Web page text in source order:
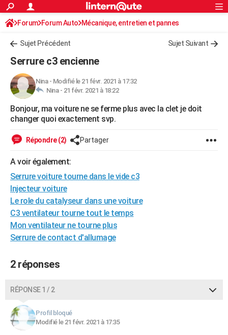
ACTUALITÉS
Politique
Société
Faits Divers
Education
Monde
Villes
+
FINANCE
Retraite
Impôts
Epargne
Immobilier
Risques naturels par ville
Banque
Assurance
Crédit
AUTO
Essais
Réserver un essai
Citadines
Berlines
SUV
Forum auto
+HIGH-TECH
Mobiles
Meilleur smartphone
Internet
Ordinateurs
Jeux vidéo
Guide high-tech
BRICOLAGE
WEEK-END
Guides de France
Escapades
Patrimoine
Expositions
Musées
Week-end nature
+LIFESTYLE
Art de vivre
Bien-être
Loisirs
ModeModes de vie
SANTE
Alimentation
Guide de la santé
Maladies
Médicaments
Sommeil
Destinations
City break
Voyage nature
Voyage de noces
Forum
Climat
+PHOTO
GUIDES D'ACHAT
Carte de Noël
Carte Bonne année
Carte Saint-Valentin
Carte Pâques
Carte d'anniversaire
DICTIONNAIRE
Rechercher
S'inscrire
Connexion
Forum Forum Auto Mécanique, entretien et pannes
Sujet Précédent Sujet Suivant
Serrure c3 encienne
Nina- Modifié le 21 févr. 2021 à 17:32
Nina - 21 févr. 2021 à 18:22
Bonjour, ma voiture ne se ferme plus avec la clet je doit
changer quoi exactement svp.
Répondre (2) Partager
A voir également:
Serrure voiture tourne dans le vide c3
Injecteur voiture
Le role du catalyseur dans une voiture
C3 ventilateur tourne tout le temps
Mon ventilateur ne tourne plus
Serrure de contact d'allumage
2 réponses
RÉPONSE 1 / 2
Profil bloqué
Modifié le 21 févr. 2021 à 17:35